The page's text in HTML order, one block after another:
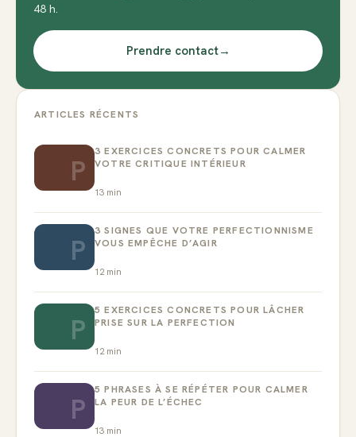
48 h.
Prendre contact→
ARTICLES RÉCENTS
P
3 EXERCICES CONCRETS POUR CALMER
VOTRE CRITIQUE INTÉRIEUR
13 min
P
3 SIGNES QUE VOTRE PERFECTIONNISME
VOUS EMPÊCHE D’AGIR
12 min
P
5 EXERCICES CONCRETS POUR LÂCHER
PRISE SUR LA PERFECTION
12 min
P
5 PHRASES À SE RÉPÉTER POUR CALMER
LA PEUR DE L’ÉCHEC
13 min